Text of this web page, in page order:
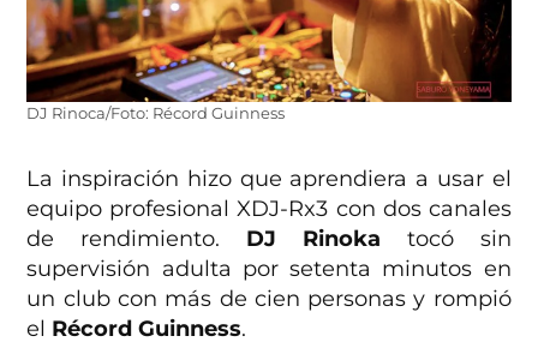
DJ Rinoca/Foto: Récord Guinness
La inspiración hizo que aprendiera a usar el
equipo profesional XDJ-Rx3 con dos canales
de rendimiento. DJ Rinoka tocó sin
supervisión adulta por setenta minutos en
un club con más de cien personas y rompió
el Récord Guinness.